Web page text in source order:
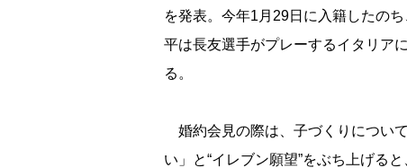
を発表。今年1月29日に入籍したの
平は長友選手がプレーするイタリア
る。
婚約会見の際は、子づくりについ
い」と“イレブン願望”をぶち上げる